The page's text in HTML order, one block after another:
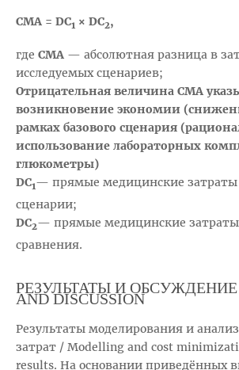
СМА = DC1 × DC2,
где СМА — абсолютная разница в
исследуемых сценариев;
Отрицательная величина СMA
возникновение экономии
рамках базового сценария
использование лабораторных
глюкометры)
DC1— прямые медицинские затраты
сценарии;
DC2— прямые медицинские затраты
сравнения.
РЕЗУЛЬТАТЫ И ОБСУЖДЕНИЕ /
AND DISCUSSION
Результаты моделирования и
затрат / Modelling and cost
results. На основании приведённых